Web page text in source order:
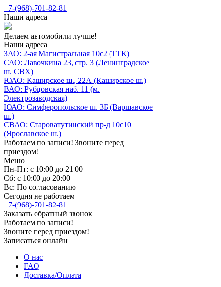
+7-(968)-701-82-81
Наши адреса
Делаем автомобили лучше!
Наши адреса
ЗАО: 2-ая Магистральная 10с2 (ТТК)
САО: Лавочкина 23, стр. 3 (Ленинградское
ш. СВХ)
ЮАО: Каширское ш., 22А (Каширское ш.)
ВАО: Рубцовская наб. 11 (м.
Электрозаводская)
ЮАО: Симферопольское ш. 3Б (Варшавское
ш.)
СВАО: Староватутинский пр-д 10с10
(Ярославское ш.)
Работаем по записи! Звоните перед
приездом!
Меню
Пн-Пт: с 10:00 до 21:00
Сб: с 10:00 до 20:00
Вс: По согласованию
Сегодня не работаем
+7-(968)-701-82-81
Заказать обратный звонок
Работаем по записи!
Звоните перед приездом!
Записаться онлайн
О нас
FAQ
Доставка/Оплата